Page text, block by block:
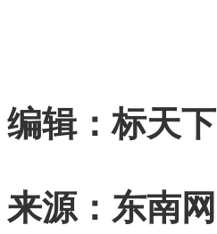
编辑：标天下
来源：东南网